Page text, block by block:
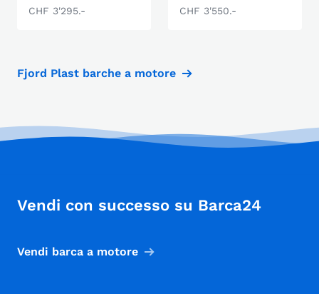
CHF 3'295.- CHF 3'550.-
Fjord Plast barche a motore
Vendi con successo su Barca24
Vendi barca a motore